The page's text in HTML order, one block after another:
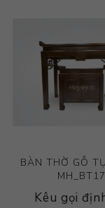
BÀN THỜ GỖ
MH_BT17
Kêu gọi